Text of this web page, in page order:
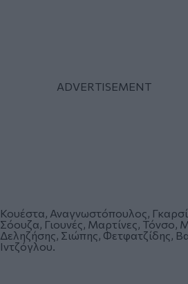
Κουέστα, Αναγνωστόπουλος,
Σόουζα, Γιουνές, Μαρτίνες, Τόνσο,
Δεληζήσης, Σιώπης, Φετφατζίδης,
Ιντζόγλου.